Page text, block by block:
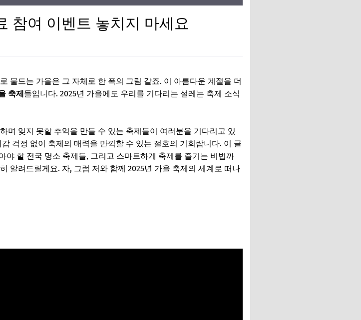
참여 이벤트 놓치지 마세요
물드는 가을은 그 자체로 한 폭의 그림 같죠. 이 아름다운 계절을 더
축제들입니다. 2025년 가을에도 우리를 기다리는 설레는 축제 소식
며 잊지 못할 추억을 만들 수 있는 축제들이 여러분을 기다리고 있
갑 걱정 없이 축제의 매력을 만끽할 수 있는 절호의 기회랍니다. 이 글
야 할 전국 명소 축제들, 그리고 스마트하게 축제를 즐기는 비법까
알려드릴게요. 자, 그럼 저와 함께 2025년 가을 축제의 세계로 떠나